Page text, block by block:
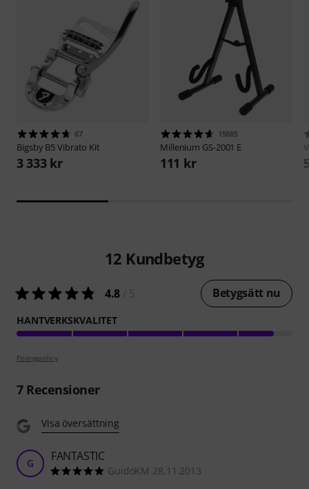
67
Bigsby B5 Vibrato Kit
3 333 kr
15885
Millenium GS-2001 E
111 kr
12 Kundbetyg
4.8 Betygsätt nu
HANTVERKSKVALITET
Poängpolicy
7Recensioner
Visa översättning
G FANTASTIC
GuidoKM 28.11.2013